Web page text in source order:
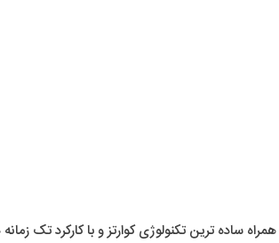
ساده ترین تکنولوژی کوارتز و با کارکرد